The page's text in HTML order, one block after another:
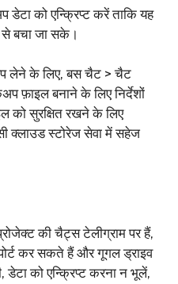
को एन्क्रिप्ट करें ताकि यह
बचा जा सके।
लेने के लिए, बस चैट > चैट
फ़ाइल बनाने के लिए निर्देशों
को सुरक्षित रखने के लिए
क्लाउड स्टोरेज सेवा में सहेज
की चैट्स टेलीग्राम पर हैं,
कर सकते हैं और गूगल ड्राइव
को एन्क्रिप्ट करना न भूलें,